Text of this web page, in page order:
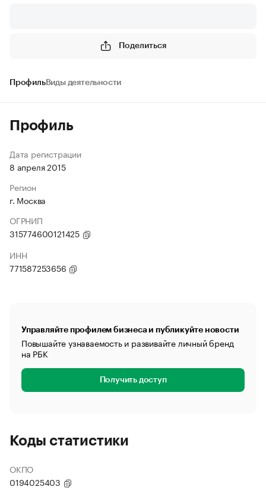
Поделиться
ПрофильВиды деятельности
Профиль
Дата регистрации
8 апреля 2015
Регион
г. Москва
ОГРНИП
315774600121425
ИНН
771587253656
Управляйте профилем бизнеса и публикуйте новости
Повышайте узнаваемость и развивайте личный бренд
на РБК
Получить доступ
Коды статистики
ОКПО
0194025403